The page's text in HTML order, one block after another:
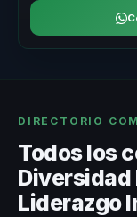
DIRECTORIO
Todos los
Diversidad
Liderazgo